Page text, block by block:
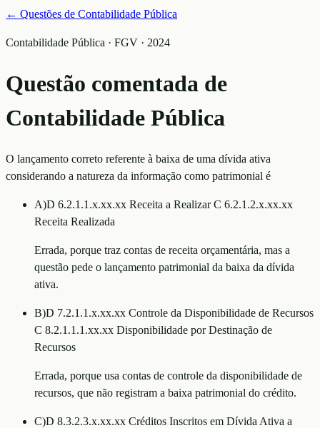
← Questões de Contabilidade Pública
Contabilidade Pública · FGV · 2024
Questão comentada de
Contabilidade Pública
O lançamento correto referente à baixa de uma dívida ativa
considerando a natureza da informação como patrimonial é
A)D 6.2.1.1.x.xx.xx Receita a Realizar C 6.2.1.2.x.xx.xx
Receita Realizada
Errada, porque traz contas de receita orçamentária, mas a
questão pede o lançamento patrimonial da baixa da dívida
ativa.
B)D 7.2.1.1.x.xx.xx Controle da Disponibilidade de Recursos
C 8.2.1.1.1.xx.xx Disponibilidade por Destinação de
Recursos
Errada, porque usa contas de controle da disponibilidade de
recursos, que não registram a baixa patrimonial do crédito.
C)D 8.3.2.3.x.xx.xx Créditos Inscritos em Dívida Ativa a